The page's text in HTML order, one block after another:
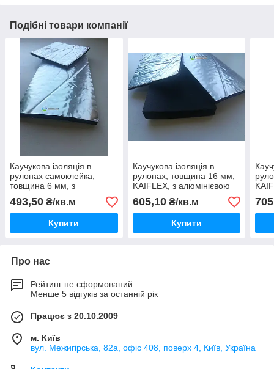
Подібні товари компанії
Каучукова ізоляція в
рулонах самоклейка,
товщина 6 мм, з
алюмінієвою фольгою.
493,50 ₴/кв.м
Купити
Каучукова ізоляція в
рулонах, товщина 16 мм,
KAIFLEX, з алюмінієвою
фольгою.
605,10₴/кв.м
Купити
Про нас
Рейтинг не сформований
Менше 5 відгуків за останній рік
Працює з 20.10.2009
м. Київ
вул. Межигірська, 82а, офіс 408, поверх 4, Київ, Україна